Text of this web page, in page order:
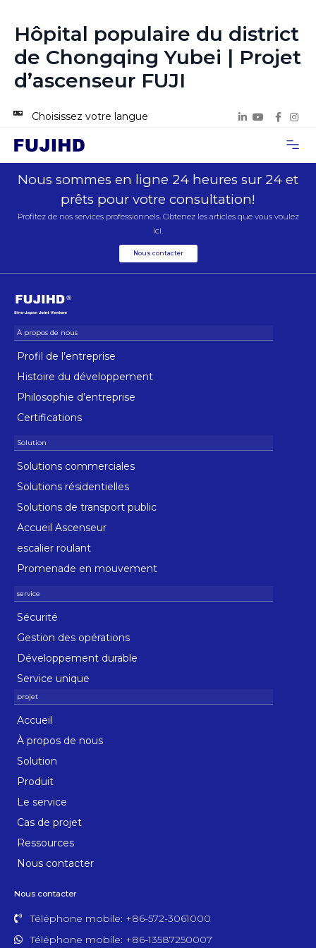
Hôpital populaire du district
de Chongqing Yubei | Projet
d’ascenseur FUJI
Choisissez votre langue
Nous sommes en ligne 24 heures sur 24 et
prêts pour votre consultation!
Profitez de nos services professionnels. Obtenez les articles que vous voulez
ici.
Nous contacter
Profil de l’entreprise
Histoire du développement
Philosophie d’entreprise
Certifications
Solutions commerciales
Solutions résidentielles
Solutions de transport public
Accueil Ascenseur
escalier roulant
Promenade en mouvement
Sécurité
Gestion des opérations
Développement durable
Service unique
Accueil
À propos de nous
Solution
Produit
Le service
Cas de projet
Ressources
Nous contacter
Nous contacter
Téléphone mobile: +86-572-3061000
Téléphone mobile: +86-13587250007